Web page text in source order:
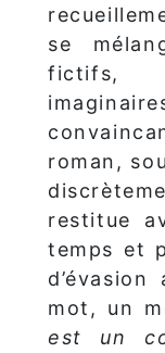
se
fictifs,
roman,
restitue
temps et
mot, un
est un